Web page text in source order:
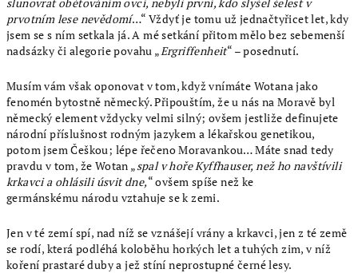
prvotním lese nevědomí…“ Vždyť je tomu už jednačtyřicet let, kdy
jsem se s ním setkala já. A mé setkání přitom mělo bez sebemenší
nadsázky či alegorie povahu „Ergriffenheit“ – posednutí.
Musím vám však oponovat v tom, když vnímáte Wotana jako
fenomén bytostně německý. Připouštím, že u nás na Moravě byl
německý element vždycky velmi silný; ovšem jestliže definujete
národní příslušnost rodným jazykem a lékařskou genetikou,
potom jsem Češkou; lépe řečeno Moravankou… Máte snad tedy
pravdu v tom, že Wotan „spal v hoře Kyffhauser, než ho navštívili
krkavci a ohlásili úsvit dne,“ ovšem spíše než ke
germánskému národu vztahuje se k zemi.
Jen v té zemí spí, nad níž se vznášejí vrány a krkavci, jen z té země
se rodí, která podléhá koloběhu horkých let a tuhých zim, v níž
koření prastaré duby a jež stíní neprostupné černé lesy.